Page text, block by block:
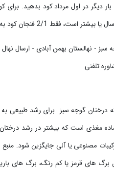
گوجه سبز برای رشد طبیعی به آن
مغذی است که بیشتر در رشد
مصنوعی یا آلی جایگزین شود.
های قرمز یا کم رنگ، برگ های